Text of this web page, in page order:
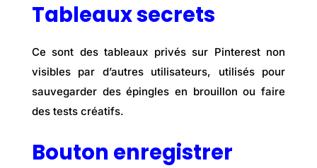
Tableaux secrets
Ce sont des tableaux privés sur Pinterest non
visibles par d’autres utilisateurs, utilisés pour
sauvegarder des épingles en brouillon ou faire
des tests créatifs.
Bouton enregistrer